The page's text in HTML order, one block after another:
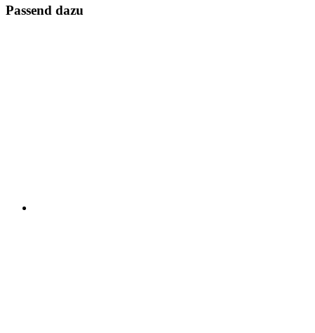
Passend dazu